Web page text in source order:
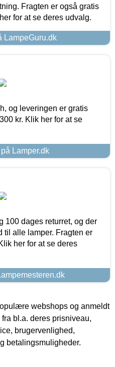
Fragten er også gratis
for at se deres udvalg.
LampeGuru.dk
og leveringen er gratis
kr. Klik her for at se
Lamper.dk
100 dages returret, og der
til alle lamper. Fragten er
her for at se deres
webshops og anmeldt
bl.a. deres prisniveau,
brugervenlighed,
betalingsmuligheder.